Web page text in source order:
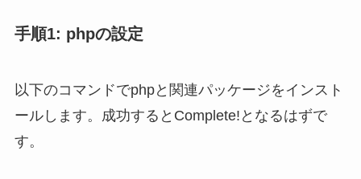
手順1: phpの設定
以下のコマンドでphpと関連パッケージをインスト
ールします。成功するとComplete!となるはずで
す。